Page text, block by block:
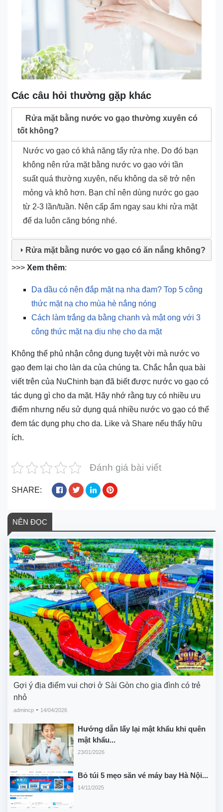
Các câu hỏi thường gặp khác
Rửa mặt bằng nước vo gạo thường xuyên có
tốt không?
Nước vo gạo có khả năng tẩy rửa nhẹ. Do đó bạn
không nên rửa mặt bằng nước vo gạo với tần
suất quá thường xuyên, nếu không da sẽ trở nên
mỏng và khô hơn. Bạn chỉ nên dùng nước go gạo
từ 2-3 lần/tuần. Nên cấp ẩm ngay sau khi rửa mặt
để da luôn căng bóng nhé.
Rửa mặt bằng nước vo gạo có ăn nắng không?
>>> Xem thêm:
Da dầu có nên đắp mặt nạ nha đam? Top 5 công
thức mặt nạ cho mùa hè nắng nóng
Cách làm trắng da bằng chanh và mật ong với 3
công thức mặt nạ dịu nhẹ cho da mặt
Không thể phủ nhận công dụng tuyệt vời mà nước vo
gạo đem lại cho làn da của chúng ta. Chắc hẳn qua bài
viết trên của NuChinh bạn đã biết được nước vo gạo có
tác dụng gì cho da mặt. Hãy nhớ rằng tuy có nhiều ưu
điểm nhưng nếu sử dụng quá nhiều nước vo gạo có thể
đem tác dụng phụ cho da. Like và Share nếu thấy hữu
ích.
Đánh giá bài viết
SHARE:
NÊN ĐỌC
Gợi ý địa điểm vui chơi ở Sài Gòn cho gia đình có trẻ
nhỏ
admincp - 14/04/2026
Hướng dẫn lấy lại mật khẩu khi quên
mật khẩu...
23/01/2026
Bỏ túi 5 mẹo săn vé máy bay Hà Nội...
14/11/2025